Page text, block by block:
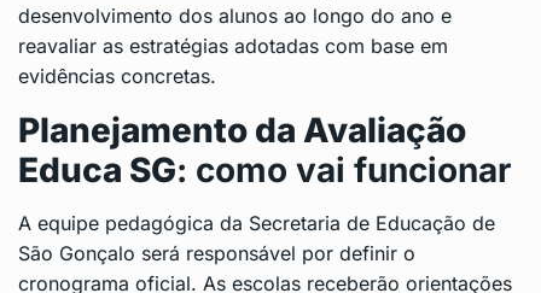
desenvolvimento dos alunos ao longo do ano e
reavaliar as estratégias adotadas com base em
evidências concretas.
Planejamento da Avaliação
Educa SG: como vai funcionar
A equipe pedagógica da Secretaria de Educação de
São Gonçalo será responsável por definir o
cronograma oficial. As escolas receberão orientações